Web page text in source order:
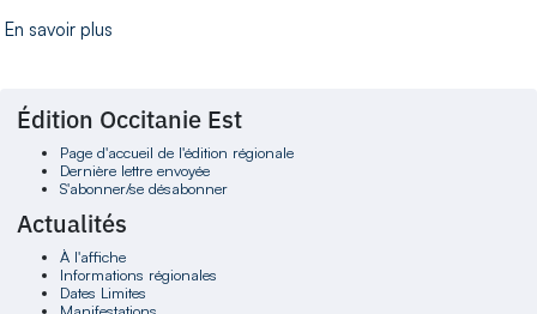
En savoir plus
Édition Occitanie Est
Page d'accueil de l'édition régionale
Dernière lettre envoyée
S'abonner/se désabonner
Actualités
À l'affiche
Informations régionales
Dates Limites
Manifestations